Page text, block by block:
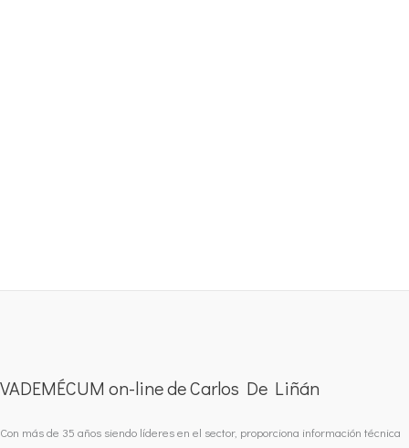
VADEMÉCUM on-line de Carlos De Liñán
Con más de 35 años siendo líderes en el sector, proporciona información técnica